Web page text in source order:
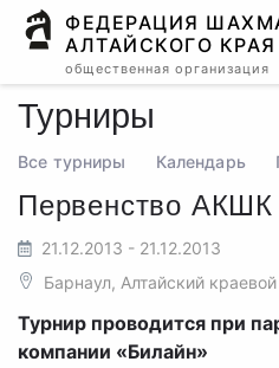
ФЕДЕРАЦИЯ
АЛТАЙСКОГО КРАЯ
общественная организация
Турниры
Все турниры Календарь
Первенство
21.12.2013 - 21.12.2013
Барнаул, Алтайский
Турнир проводится при
компании «Билайн»